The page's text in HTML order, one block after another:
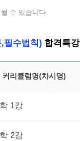
수 있습니다.
필수법칙) 합격특강
커리큘럼명(차시명)
1강
2강